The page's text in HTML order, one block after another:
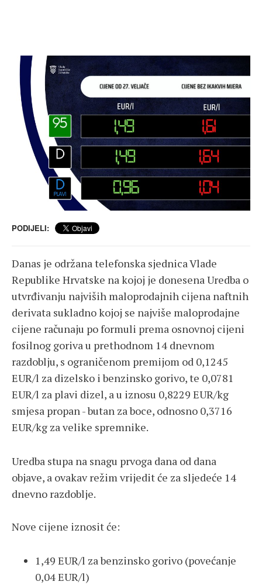
PODIJELI:
Danas je održana telefonska sjednica Vlade
Republike Hrvatske na kojoj je donesena Uredba o
utvrđivanju najviših maloprodajnih cijena naftnih
derivata sukladno kojoj se najviše maloprodajne
cijene računaju po formuli prema osnovnoj cijeni
fosilnog goriva u prethodnom 14 dnevnom
razdoblju, s ograničenom premijom od 0,1245
EUR/l za dizelsko i benzinsko gorivo, te 0,0781
EUR/l za plavi dizel, a u iznosu 0,8229 EUR/kg
smjesa propan - butan za boce, odnosno 0,3716
EUR/kg za velike spremnike.
Uredba stupa na snagu prvoga dana od dana
objave, a ovakav režim vrijedit će za sljedeće 14
dnevno razdoblje.
Nove cijene iznosit će:
1,49 EUR/l za benzinsko gorivo (povećanje
0,04 EUR/l)